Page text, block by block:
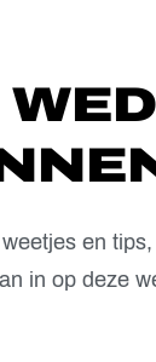
en
in op deze